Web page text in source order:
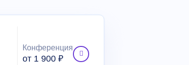
Конференция
от 1 900 ₽